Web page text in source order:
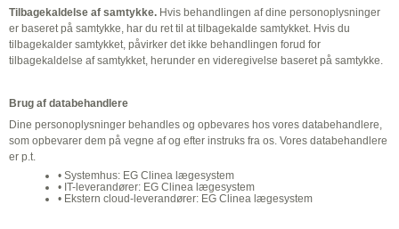
Tilbagekaldelse af samtykke. Hvis behandlingen af dine personoplysninger
er baseret på samtykke, har du ret til at tilbagekalde samtykket. Hvis du
tilbagekalder samtykket, påvirker det ikke behandlingen forud for
tilbagekaldelse af samtykket, herunder en videregivelse baseret på samtykke.
Brug af databehandlere
Dine personoplysninger behandles og opbevares hos vores databehandlere,
som opbevarer dem på vegne af og efter instruks fra os. Vores databehandlere
er p.t.
• Systemhus: EG Clinea lægesystem
• IT-leverandører: EG Clinea lægesystem
• Ekstern cloud-leverandører: EG Clinea lægesystem